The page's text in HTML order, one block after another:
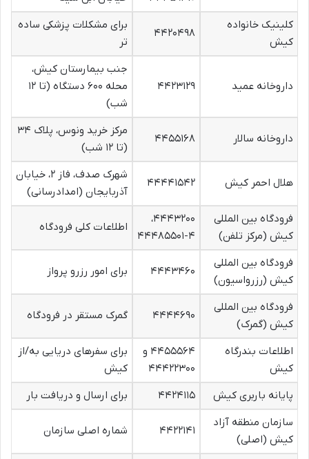
کلینیک خانواده
کیش
۴۴۲۰۴۹۸
برای مشکلات پزشکی ساده
تر
داروخانه عمید ۴۴۲۳۱۲۹
جنب بیمارستان کیش،
محله ۶۰۰ دستگاه (تا ۱۲
شب)
داروخانه سالار ۴۴۵۵۱۶۸
مرکز خرید ونوس، پلاک ۳۴
(تا ۱۲ شب)
هلال احمر کیش ۴۴۴۴۱۵۴۲
شهرک صدف، فاز ۲، خیابان
آذربایجان (امدادرسانی)
فرودگاه بین المللی
کیش (مرکز تلفن)
۴۴۴۳۲۰۰،
۴۴۴۸۵۵۰۱-۴
اطلاعات کلی فرودگاه
فرودگاه بین المللی
کیش (رزرواسیون)
۴۴۴۳۴۶۰ برای امور رزرو پرواز
فرودگاه بین المللی
کیش (گمرک)
۴۴۴۴۶۹۰ گمرک مستقر در فرودگاه
اطلاعات بندرگاه
کیش
۴۴۵۵۵۶۴ و
۴۴۴۲۲۳۰۰
برای سفرهای دریایی به/از
کیش
پایانه باربری کیش
۴۴۲۴۱۱۵
برای ارسال و دریافت بار
سازمان منطقه آزاد
کیش (اصلی)
۴۴۲۲۱۴۱ شماره اصلی سازمان